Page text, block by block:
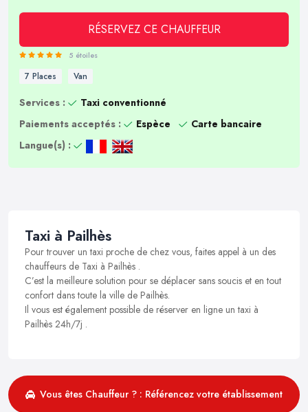
RÉSERVEZ CE CHAUFFEUR
5 étoiles
7 Places Van
Services :
Taxi conventionné
Paiements acceptés :
Espèce
Carte bancaire
Langue(s) :
Taxi à Pailhès
Pour trouver un taxi proche de chez vous, faites appel à un des
chauffeurs de Taxi à Pailhès .
C’est la meilleure solution pour se déplacer sans soucis et en tout
confort dans toute la ville de Pailhès.
Il vous est également possible de réserver en ligne un taxi à
Pailhès 24h/7j .
Vous êtes Chauffeur ? : Référencez votre établissement